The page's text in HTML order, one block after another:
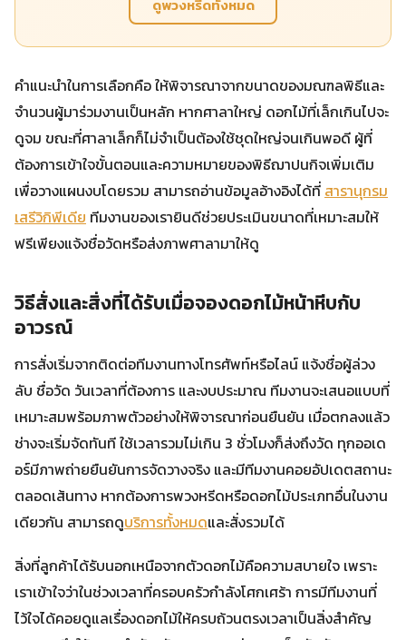
ดูพวงหรีดทั้งหมด
คำแนะนำในการเลือกคือ ให้พิจารณาจากขนาดของมณฑลพิธีและ
จำนวนผู้มาร่วมงานเป็นหลัก หากศาลาใหญ่ ดอกไม้ที่เล็กเกินไปจะ
ดูจม ขณะที่ศาลาเล็กก็ไม่จำเป็นต้องใช้ชุดใหญ่จนเกินพอดี ผู้ที่
ต้องการเข้าใจขั้นตอนและความหมายของพิธีฌาปนกิจเพิ่มเติม
เพื่อวางแผนงบโดยรวม สามารถอ่านข้อมูลอ้างอิงได้ที่ สารานุกรม
เสรีวิกิพีเดีย ทีมงานของเรายินดีช่วยประเมินขนาดที่เหมาะสมให้
ฟรีเพียงแจ้งชื่อวัดหรือส่งภาพศาลามาให้ดู
วิธีสั่งและสิ่งที่ได้รับเมื่อจองดอกไม้หน้าหีบกับ
อาวรณ์
การสั่งเริ่มจากติดต่อทีมงานทางโทรศัพท์หรือไลน์ แจ้งชื่อผู้ล่วง
ลับ ชื่อวัด วันเวลาที่ต้องการ และงบประมาณ ทีมงานจะเสนอแบบที่
เหมาะสมพร้อมภาพตัวอย่างให้พิจารณาก่อนยืนยัน เมื่อตกลงแล้ว
ช่างจะเริ่มจัดทันที ใช้เวลารวมไม่เกิน 3 ชั่วโมงก็ส่งถึงวัด ทุกออเด
อร์มีภาพถ่ายยืนยันการจัดวางจริง และมีทีมงานคอยอัปเดตสถานะ
ตลอดเส้นทาง หากต้องการพวงหรีดหรือดอกไม้ประเภทอื่นในงาน
เดียวกัน สามารถดูบริการทั้งหมดและสั่งรวมได้
สิ่งที่ลูกค้าได้รับนอกเหนือจากตัวดอกไม้คือความสบายใจ เพราะ
เราเข้าใจว่าในช่วงเวลาที่ครอบครัวกำลังโศกเศร้า การมีทีมงานที่
ไว้ใจได้คอยดูแลเรื่องดอกไม้ให้ครบถ้วนตรงเวลาเป็นสิ่งสำคัญ